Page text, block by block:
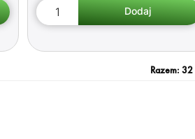
Razem: 32